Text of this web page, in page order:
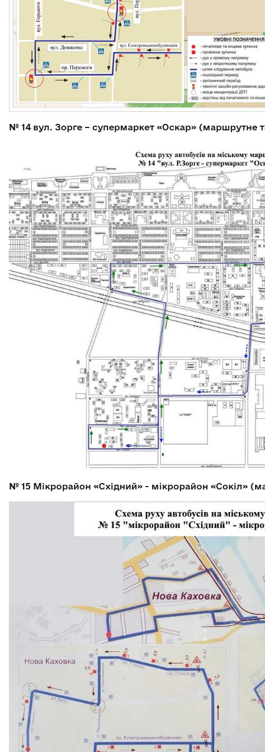
№ 14 вул. Зорге – супермаркет «Оскар» (маршрутне
№ 15 Мікрорайон «Східний» - мікрорайон «Сокіл»